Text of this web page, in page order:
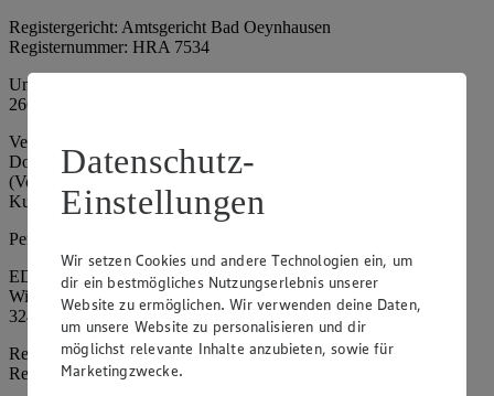
Registergericht: Amtsgericht Bad Oeynhausen
Registernummer: HRA 7534
Umsatzsteuer-Identifikationsnummer gem. § 27a UStG: DE
266067317
Vertretungsberechtigte: Mark Rosenkranz (Sprecher), Eileen
Dominique Klingsiek (Vorstandsmitglied), Ulf-U. Plath
(Vorstandsmitglied), Stephan Wohler (Vorstandsmitglied), Marc
Kuhlmann (Aufsichtsratsvorsitzender)
Persönlich haftende Gesellschafterin:
EDEKA Minden-Hannover Holding GmbH
Wittelsbacherallee 61
32427 Minden
Registergericht: Amtsgericht Bad Oeynhausen
Registernummer: HRB 4086
Datenschutz-
Einstellungen
Wir setzen Cookies und andere Technologien ein, um
dir ein bestmögliches Nutzungserlebnis unserer
Website zu ermöglichen. Wir verwenden deine Daten,
um unsere Website zu personalisieren und dir
möglichst relevante Inhalte anzubieten, sowie für
Marketingzwecke.